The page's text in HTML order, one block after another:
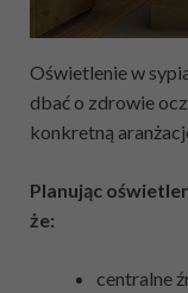
Oświetlenie w
dbać o zdrowie
konkretną
Planując
że:
centralne